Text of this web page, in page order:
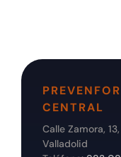
CENTRAL
Calle Zamora,
Valladolid